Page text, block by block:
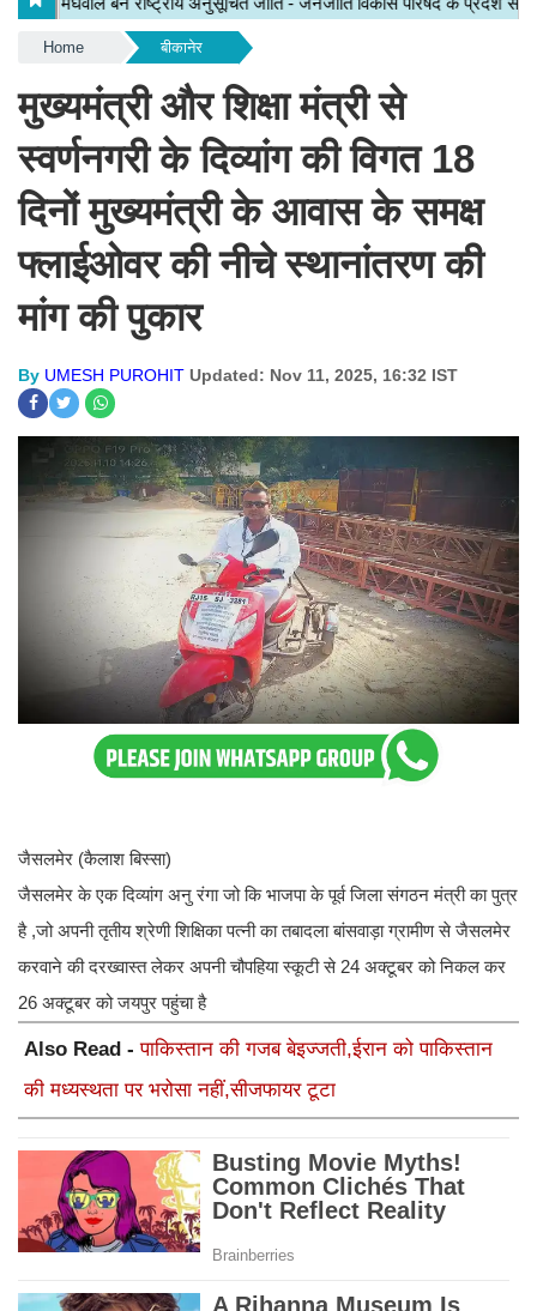
Home बीकानेर
मुख्यमंत्री और शिक्षा मंत्री से
स्वर्णनगरी के दिव्यांग की विगत 18
दिनों मुख्यमंत्री के आवास के समक्ष
फ्लाईओवर की नीचे स्थानांतरण की
मांग की पुकार
By UMESH PUROHIT Updated: Nov 11, 2025, 16:32 IST
जैसलमेर (कैलाश बिस्सा)
जैसलमेर के एक दिव्यांग अनु रंगा जो कि भाजपा के पूर्व जिला संगठन मंत्री का पुत्र
है ,जो अपनी तृतीय श्रेणी शिक्षिका पत्नी का तबादला बांसवाड़ा ग्रामीण से जैसलमेर
करवाने की दरख्वास्त लेकर अपनी चौपहिया स्कूटी से 24 अक्टूबर को निकल कर
26 अक्टूबर को जयपुर पहुंचा है
Also Read -पाकिस्तान की गजब बेइज्जती,ईरान को पाकिस्तान
की मध्यस्थता पर भरोसा नहीं,सीजफायर टूटा